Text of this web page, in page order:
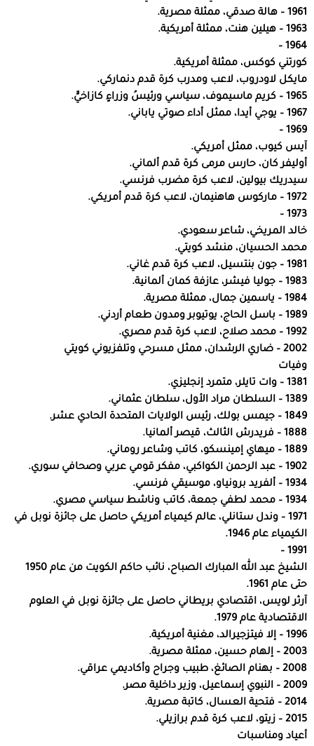
1961 – هالة صدقي، ممثلة مصرية.
1963 – هيلين هنت، ممثلة أمريكية.
1964 –
كورتني كوكس، ممثلة أمريكية.
مايكل لاودروب، لاعب ومدرب كرة قدم دنماركي.
1965 – كريم ماسيموف، سياسي ورئيسُ وزراءٍ كازاخيٍّ.
1967 – يوجي أيدا، ممثل أداء صوتي ياباني.
1969 –
آيس كيوب، ممثل أمريكي.
أوليفر كان، حارس مرمى كرة قدم ألماني.
سيدريك بيولين، لاعب كرة مضرب فرنسي.
1972 – ماركوس هاهنيمان، لاعب كرة قدم أمريكي.
1973 –
خالد المريخي، شاعر سعودي.
محمد الحسيان، منشد كويتي.
1981 – جون بنتسيل، لاعب كرة قدم غاني.
1983 – جوليا فيشر، عازفة كمان ألمانية.
1984 – ياسمين جمال، ممثلة مصرية.
1989 – باسل الحاج، يوتيوبر ومدون طعام أردني.
1992 – محمد صلاح، لاعب كرة قدم مصري.
2002 – ضاري الرشدان، ممثل مسرحي وتلفزيوني كويتي
وفيات
1381 – وات تايلر، متمرد إنجليزي.
1389 – السلطان مراد الأول، سلطان عثماني.
1849 – جيمس بولك، رئيس الولايات المتحدة الحادي عشر.
1888 – فريدرش الثالث، قيصر ألمانيا.
1889 – ميهاي إمينسكو، كاتب وشاعر روماني.
1902 – عبد الرحمن الكواكبي، مفكر قومي عربي وصحافي سوري.
1934 – ألفريد برونياو، موسيقي فرنسي.
1934 – محمد لطفي جمعة، كاتب وناشط سياسي مصري.
1971 – وندل ستانلي، عالم كيمياء أمريكي حاصل على جائزة نوبل في
الكيمياء عام 1946.
1991 –
الشيخ عبد الله المبارك الصباح، نائب حاكم الكويت من عام 1950
حتى عام 1961.
آرثر لويس، اقتصادي بريطاني حاصل على جائزة نوبل في العلوم
الاقتصادية عام 1979.
1996 – إلا فيتزجيرالد، مغنية أمريكية.
2003 – إلهام حسين، ممثلة مصرية.
2008 – بهنام الصائغ، طبيب وجراح وأكاديمي عراقي.
2009 – النبوي إسماعيل، وزير داخلية مصر.
2014 – فتحية العسال، كاتبة مصرية.
2015 – زيتو، لاعب كرة قدم برازيلي.
أعياد ومناسبات